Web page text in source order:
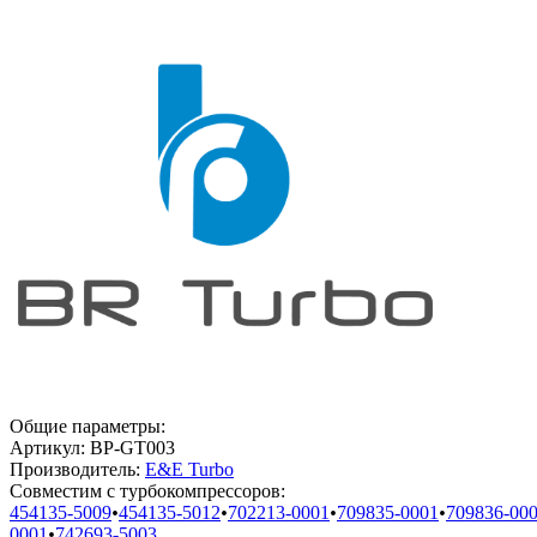
Общие параметры:
Артикул: BP-GT003
Производитель: E&E Turbo
Совместим с турбокомпрессоров:
454135-5009•454135-5012•702213-0001 •709835-0001 •709836-